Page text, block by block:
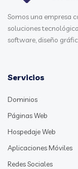
Somos una empresa
soluciones
software, diseño
Servicios
Dominios
Páginas Web
Hospedaje Web
Aplicaciones Móviles
Redes Sociales